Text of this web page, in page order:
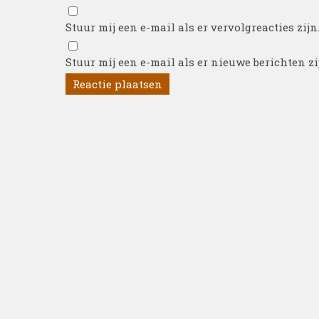
Stuur mij een e-mail als er vervolgreacties zijn.
Stuur mij een e-mail als er nieuwe berichten